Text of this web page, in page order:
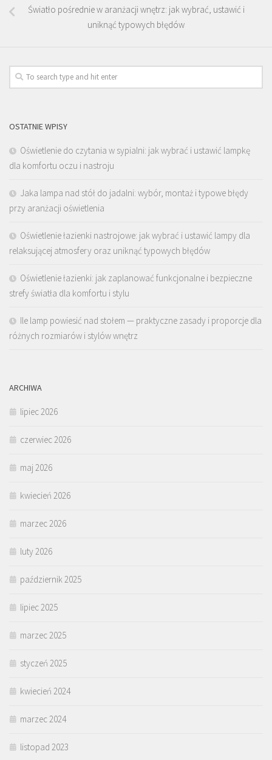
Światło pośrednie w aranżacji wnętrz: jak wybrać, ustawić i
uniknąć typowych błędów
OSTATNIE WPISY
Oświetlenie do czytania w sypialni: jak wybrać i ustawić lampkę
dla komfortu oczu i nastroju
Jaka lampa nad stół do jadalni: wybór, montaż i typowe błędy
przy aranżacji oświetlenia
Oświetlenie łazienki nastrojowe: jak wybrać i ustawić lampy dla
relaksującej atmosfery oraz uniknąć typowych błędów
Oświetlenie łazienki: jak zaplanować funkcjonalne i bezpieczne
strefy światła dla komfortu i stylu
Ile lamp powiesić nad stołem — praktyczne zasady i proporcje dla
różnych rozmiarów i stylów wnętrz
ARCHIWA
lipiec 2026
czerwiec 2026
maj 2026
kwiecień 2026
marzec 2026
luty 2026
październik 2025
lipiec 2025
marzec 2025
styczeń 2025
kwiecień 2024
marzec 2024
listopad 2023